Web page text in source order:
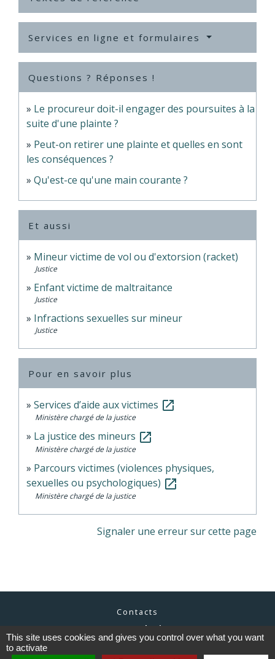
Services en ligne et formulaires
Questions ? Réponses !
Le procureur doit-il engager des poursuites à la
suite d'une plainte ?
Peut-on retirer une plainte et quelles en sont
les conséquences ?
Qu'est-ce qu'une main courante ?
Et aussi
Mineur victime de vol ou d'extorsion (racket)
Justice
Enfant victime de maltraitance
Justice
Infractions sexuelles sur mineur
Justice
Pour en savoir plus
Services d’aide aux victimes open_in_new
Ministère chargé de la justice
La justice des mineurs open_in_new
Ministère chargé de la justice
Parcours victimes (violences physiques,
sexuelles ou psychologiques) open_in_new
Ministère chargé de la justice
Signaler une erreur sur cette page
Contacts
Commune de Cieux
6, avenue du Lac
This site uses cookies and gives you control over what you want
to activate